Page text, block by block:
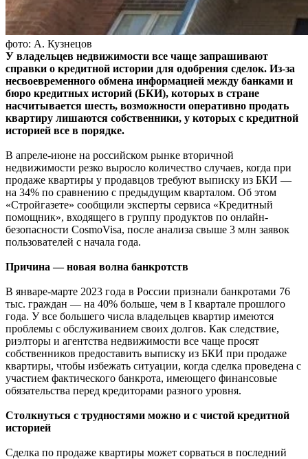
фото: А. Кузнецов
У владельцев недвижимости все чаще запрашивают
справки о кредитной истории для одобрения сделок. Из-за
несвоевременного обмена информацией между банками и
бюро кредитных историй (БКИ), которых в стране
насчитывается шесть, возможности оперативно продать
квартиру лишаются собственники, у которых с кредитной
историей все в порядке.
В апреле-июне на российском рынке вторичной
недвижимости резко выросло количество случаев, когда при
продаже квартиры у продавцов требуют выписку из БКИ —
на 34% по сравнению с предыдущим кварталом. Об этом
«Стройгазете» сообщили эксперты сервиса «Кредитный
помощник», входящего в группу продуктов по онлайн-
безопасности CosmoVisa, после анализа свыше 3 млн заявок
пользователей с начала года.
Причина — новая волна банкротств
В январе-марте 2023 года в России признали банкротами 76
тыс. граждан — на 40% больше, чем в I квартале прошлого
года. У все большего числа владельцев квартир имеются
проблемы с обслуживанием своих долгов. Как следствие,
риэлторы и агентства недвижимости все чаще просят
собственников предоставить выписку из БКИ при продаже
квартиры, чтобы избежать ситуации, когда сделка проведена с
участием фактического банкрота, имеющего финансовые
обязательства перед кредиторами разного уровня.
Столкнуться с трудностями можно и с чистой кредитной
историей
Сделка по продаже квартиры может сорваться в последний